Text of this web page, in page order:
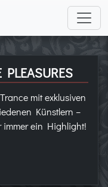
PLEASURES
mit exklusiven
Künstlern –
immer ein Highlight!